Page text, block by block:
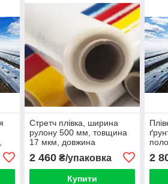
Стретч плівка, ширина
рулону 500 мм, товщина
17 мкм, довжина
рулонів в упаковці
2 460₴/упаковка
Купити
30
2